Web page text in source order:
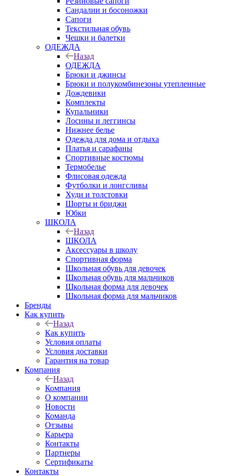
Сандалии и босоножки
Сапоги
Текстильная обувь
Чешки и балетки
ОДЕЖДА
Назад
ОДЕЖДА
Брюки и джинсы
Брюки и полукомбинезоны утепленные
Дождевики
Комплекты
Купальники
Лосины и леггинсы
Нижнее белье
Одежда для дома и отдыха
Платья и сарафаны
Спортивные костюмы
Термобелье
Флисовая одежда
Футболки и лонгсливы
Худи и толстовки
Шорты и бриджи
Юбки
ШКОЛА
Назад
ШКОЛА
Аксессуары в школу
Спортивная форма
Школьная обувь для девочек
Школьная обувь для мальчиков
Школьная форма для девочек
Школьная форма для мальчиков
Бренды
Как купить
Назад
Как купить
Условия оплаты
Условия доставки
Гарантия на товар
Компания
Назад
Компания
О компании
Новости
Команда
Отзывы
Карьера
Контакты
Партнеры
Сертификаты
Контакты